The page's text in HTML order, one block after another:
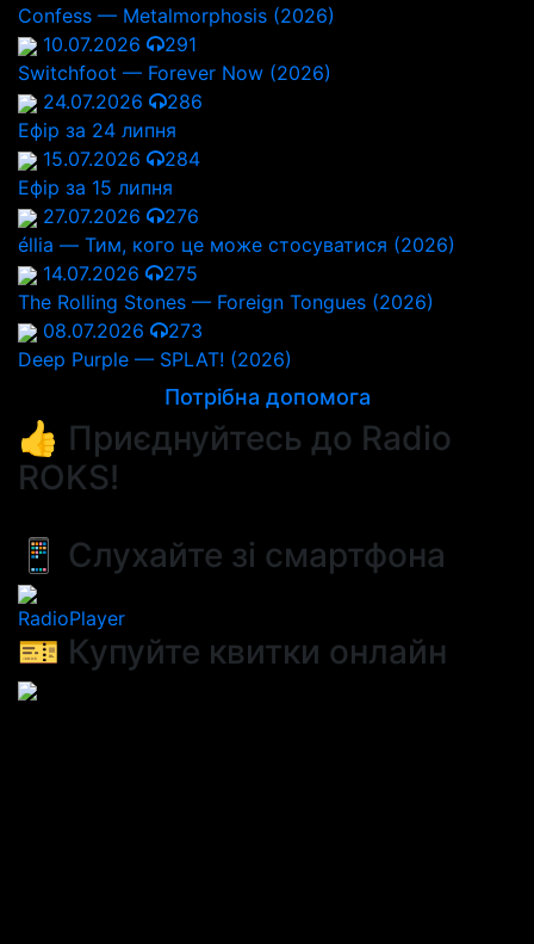
Confess — Metalmorphosis (2026)
10.07.2026
291
Switchfoot — Forever Now (2026)
24.07.2026
286
Ефір за 24 липня
15.07.2026
284
Ефір за 15 липня
27.07.2026
276
éllia — Тим, кого це може стосуватися (2026)
14.07.2026
275
The Rolling Stones — Foreign Tongues (2026)
08.07.2026
273
Deep Purple — SPLAT! (2026)
Потрібна допомога
👍 Приєднуйтесь до Radio
ROKS!
📱 Слухайте зі смартфона
RadioPlayer
🎫 Купуйте квитки онлайн